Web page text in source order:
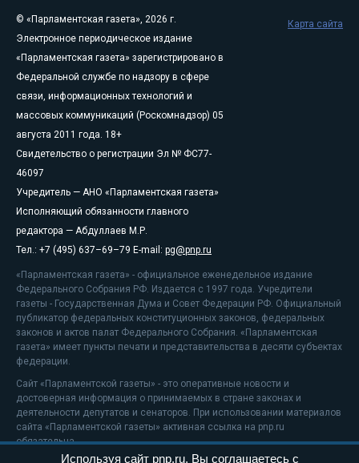
© «Парламентская газета», 2026 г.
Электронное периодическое издание
«Парламентская газета» зарегистрировано в
Федеральной службе по надзору в сфере
связи, информационных технологий и
массовых коммуникаций (Роскомнадзор) 05
августа 2011 года. 18+
Свидетельство о регистрации Эл № ФС77-
46097
Учредитель — АНО «Парламентская газета»
Исполняющий обязанности главного
редактора — Абдуллаев М.Р.
Тел.: +7 (495) 637–69–79 E-mail: pg@pnp.ru
«Парламентская газета» - официальное еженедельное издание
Федерального Собрания РФ. Издается с 1997 года. Учредители
газеты - Государственная Дума и Совет Федерации РФ. Официальный
публикатор федеральных конституционных законов, федеральных
законов и актов палат Федерального Собрания. «Парламентская
газета» имеет пункты печати и представительства в десяти субъектах
федерации.
Сайт «Парламентской газеты» - это оперативные новости и
достоверная информация о принимаемых в стране законах и
деятельности депутатов и сенаторов. При использовании материалов
сайта «Парламентской газеты» активная ссылка на pnp.ru
обязательна.
Карта сайта
Используя сайт pnp.ru, Вы соглашаетесь с